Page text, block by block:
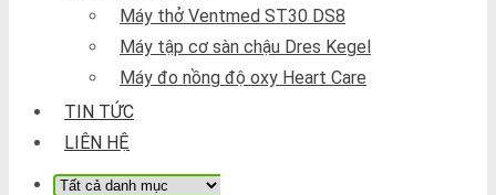
Máy thở Ventmed ST30 DS8
Máy tập cơ sàn chậu Dres Kegel
Máy đo nồng độ oxy Heart Care
TIN TỨC
LIÊN HỆ